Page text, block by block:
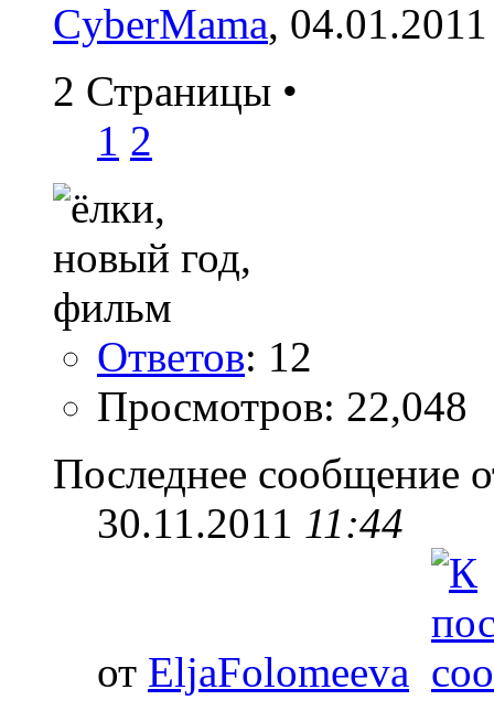
CyberMama,
2 Страницы •
1 2
Ответов: 12
Просмотров: 22,048
Последнее сообщение
30.11.2011 11:44
от EljaFolomeeva